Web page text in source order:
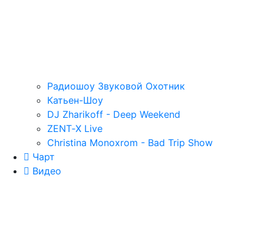
Радиошоу Звуковой Охотник
Катьен-Шоу
DJ Zharikoff - Deep Weekend
ZENT‑X Live
Christina Monoxrom - Bad Trip Show
Чарт
Видео